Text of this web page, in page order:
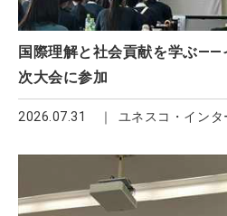
国際理解と社会貢献を学ぶ――
次大会に参加
2026.07.31 ユネスコ・イン